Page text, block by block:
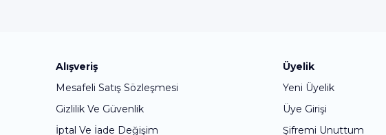
Yorum Yaz
Alışveriş
Mesafeli Satış Sözleşmesi
Gizlilik Ve Güvenlik
İptal Ve İade Değişim
Üyelik
Yeni Üyelik
Üye Girişi
Şifremi Unuttum